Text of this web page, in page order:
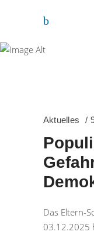
Aktuelles
Das Eltern-
03.12.2025